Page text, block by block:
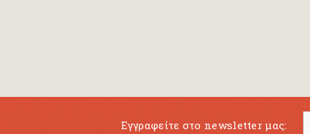
Εγγραφείτε στο newsletter μας: